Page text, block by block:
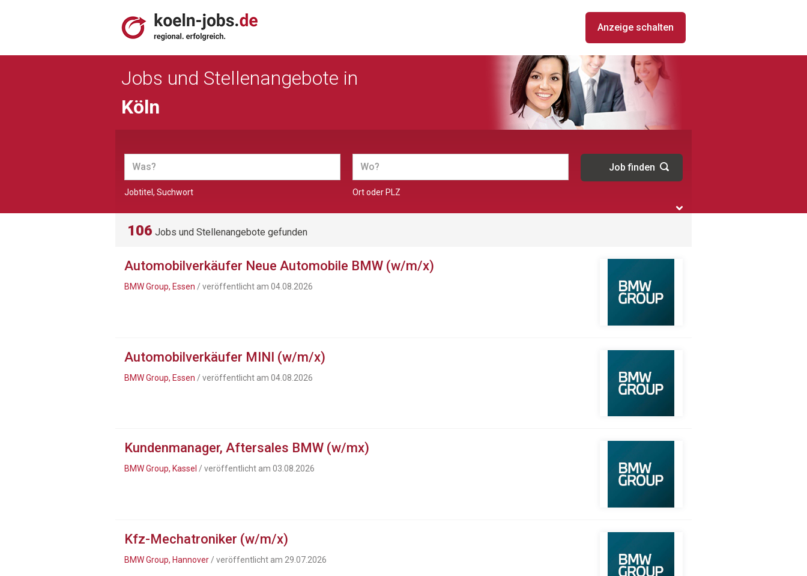
Anzeige schalten
Jobs und Stellenangebote in
Köln
Jobtitel, Suchwort Ort oder PLZ
106 Jobs und Stellenangebote gefunden
Automobilverkäufer Neue Automobile BMW (w/m/x)
BMW Group, Essen / veröffentlicht am 04.08.2026
Automobilverkäufer MINI (w/m/x)
BMW Group, Essen / veröffentlicht am 04.08.2026
Kundenmanager, Aftersales BMW (w/mx)
BMW Group, Kassel / veröffentlicht am 03.08.2026
Kfz-Mechatroniker (w/m/x)
BMW Group, Hannover / veröffentlicht am 29.07.2026